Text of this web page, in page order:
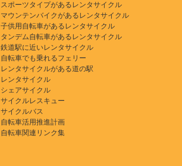
スポーツタイプがあるレンタサイクル
マウンテンバイクがあるレンタサイクル
子供用自転車があるレンタサイクル
タンデム自転車があるレンタサイクル
鉄道駅に近いレンタサイクル
自転車でも乗れるフェリー
レンタサイクルがある道の駅
レンタサイクル
シェアサイクル
サイクルレスキュー
サイクルバス
自転車活用推進計画
自転車関連リンク集